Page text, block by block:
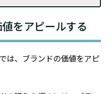
値をアピールする
は、ブランドの価値をアピ